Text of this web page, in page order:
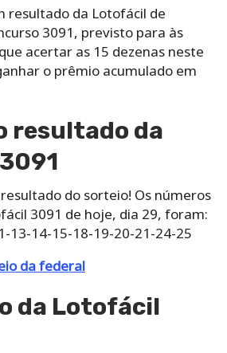
resultado da Lotofácil de
3091, previsto para às
acertar as 15 dezenas neste
o prêmio acumulado em
resultado da
do sorteio! Os números
3091 de hoje, dia 29, foram:
13-14-15-18-19-20-21-24-25
da federal
da Lotofácil